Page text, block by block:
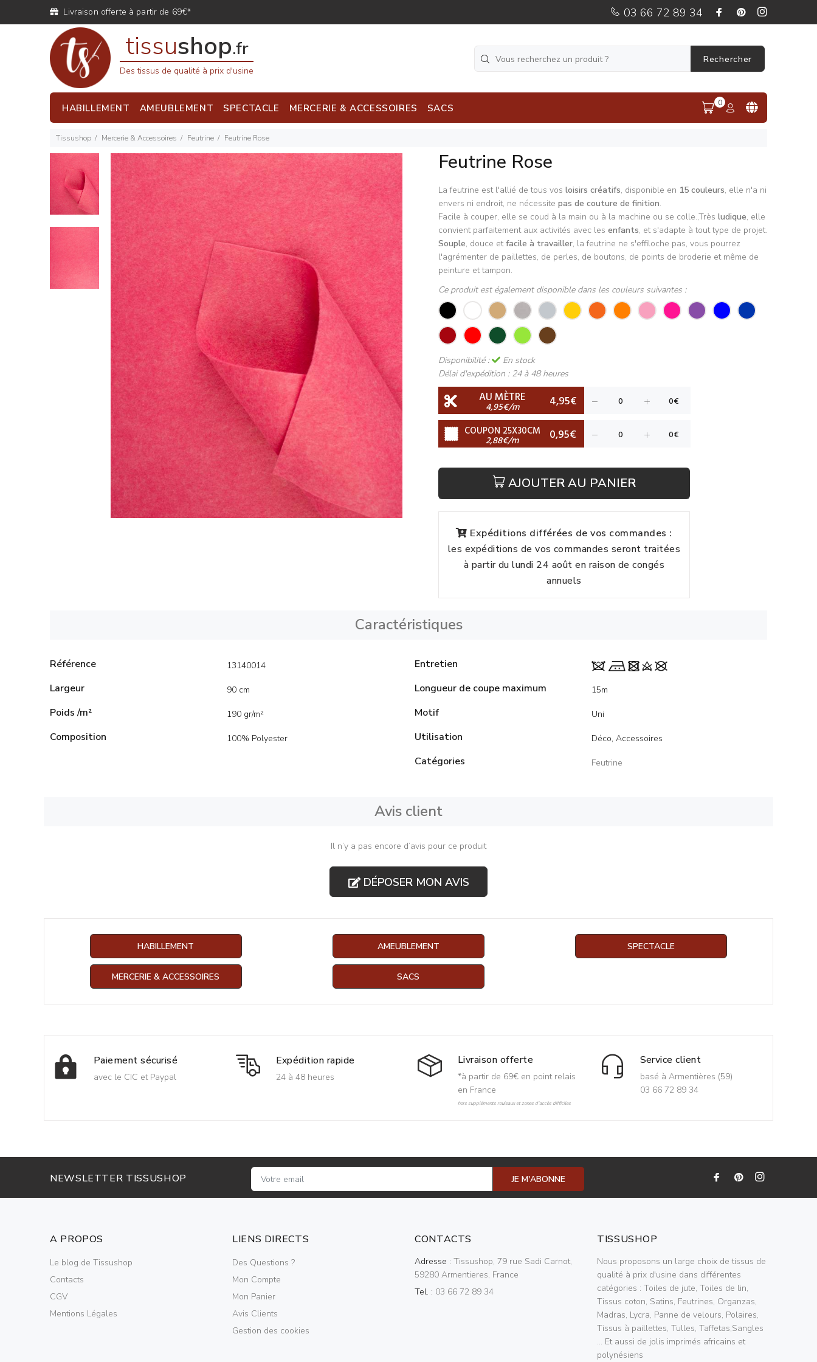
Livraison offerte à partir de 69€* 03 66 72 89 34
tissushop.fr
Des tissus de qualité à prix d'usine
Rechercher
HABILLEMENT AMEUBLEMENT SPECTACLE MERCERIE & ACCESSOIRES SACS 0
Tissushop Mercerie & Accessoires Feutrine Feutrine Rose
Feutrine Rose
La feutrine est l'allié de tous vos loisirs créatifs, disponible en 15 couleurs, elle n'a ni
envers ni endroit, ne nécessite pas de couture de finition.
Facile à couper, elle se coud à la main ou à la machine ou se colle.,Très ludique, elle
convient parfaitement aux activités avec les enfants, et s'adapte à tout type de projet.
Souple, douce etfacile à travailler, la feutrine ne s'effiloche pas, vous pourrez
l'agrémenter de paillettes, de perles, de boutons, de points de broderie et même de
peinture et tampon.
Ce produit est également disponible dans les couleurs suivantes :
Disponibilité :
En stock
Délai d'expédition : 24 à 48 heures
AU MÈTRE
4,95€/m 4,95€
COUPON 25X30CM
2,88€/m 0,95€
AJOUTER AU PANIER
Expéditions différées de vos commandes :
les expéditions de vos commandes seront traitées
à partir du lundi 24 août en raison de congés
annuels
Caractéristiques
Référence 13140014
Largeur 90 cm
Poids /m² 190 gr/m²
Composition 100% Polyester
Entretien
Longueur de coupe maximum
15m
Motif Uni
Utilisation Déco, Accessoires
Catégories Feutrine
Avis client
Il n’y a pas encore d’avis pour ce produit
DÉPOSER MON AVIS
HABILLEMENT AMEUBLEMENT SPECTACLE
MERCERIE & ACCESSOIRES SACS
Paiement sécurisé
avec le CIC et Paypal
Expédition rapide
24 à 48 heures
Livraison offerte
*à partir de 69€ en point relais
en France
hors suppléments rouleaux et zones d'accès difficiles
Service client
basé à Armentières (59)
03 66 72 89 34
NEWSLETTER TISSUSHOP JE M'ABONNE
A PROPOS
Le blog de Tissushop
Contacts
CGV
Mentions Légales
LIENS DIRECTS
Des Questions ?
Mon Compte
Mon Panier
Avis Clients
Gestion des cookies
CONTACTS
Adresse : Tissushop, 79 rue Sadi Carnot,
59280 Armentieres, France
Tel. : 03 66 72 89 34
TISSUSHOP
Nous proposons un large choix de tissus de
qualité à prix d'usine dans différentes
catégories : Toiles de jute, Toiles de lin,
Tissus coton, Satins, Feutrines, Organzas,
Madras, Lycra, Panne de velours, Polaires,
Tissus à paillettes, Tulles, Taffetas,Sangles
... Et aussi de jolis imprimés africains et
polynésiens